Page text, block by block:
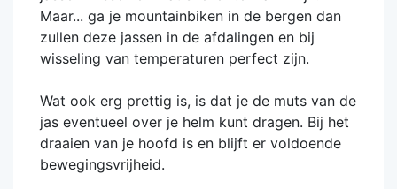
Maar... ga je mountainbiken in de bergen dan
zullen deze jassen in de afdalingen en bij
wisseling van temperaturen perfect zijn.
Wat ook erg prettig is, is dat je de muts van de
jas eventueel over je helm kunt dragen. Bij het
draaien van je hoofd is en blijft er voldoende
bewegingsvrijheid.